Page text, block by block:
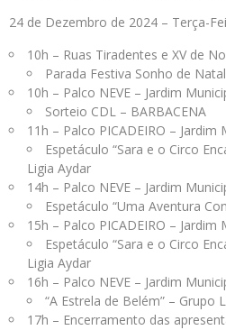
24 de Dezembro de 2024 – Terça-
10h – Ruas Tiradentes e XV de
Parada Festiva Sonho de Natal
10h – Palco NEVE – Jardim
Sorteio CDL – BARBACENA
11h – Palco PICADEIRO – Jardim
Espetáculo “Sara e o Circo
Ligia Aydar
14h – Palco NEVE – Jardim
Espetáculo “Uma Aventura
15h – Palco PICADEIRO – Jardim
Espetáculo “Sara e o Circo
Ligia Aydar
16h – Palco NEVE – Jardim
“A Estrela de Belém” – Grupo
17h – Encerramento das